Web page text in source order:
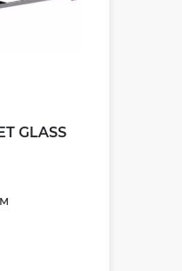
GLASS